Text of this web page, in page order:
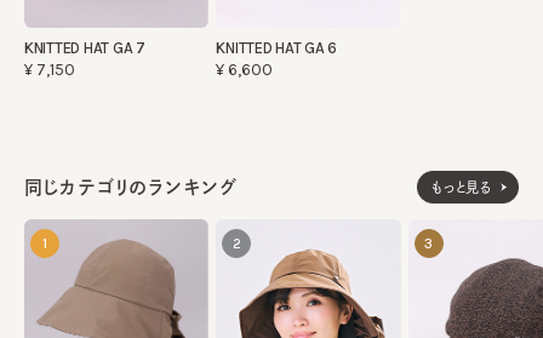
KNITTED HAT GA 7
¥7,150
KNITTED HAT GA 6
¥6,600
同じカテゴリのランキング もっと見る
1 2 3